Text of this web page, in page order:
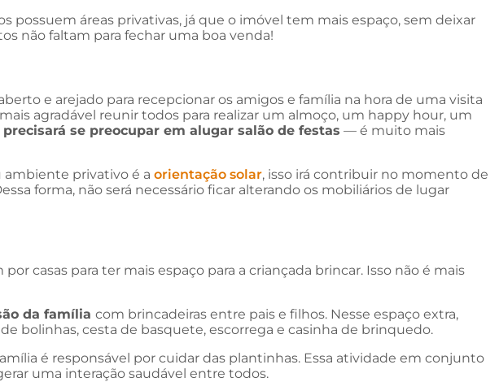
possuem áreas privativas, já que o imóvel tem mais espaço, sem deixar
não faltam para fechar uma boa venda!
e arejado para recepcionar os amigos e família na hora de uma visita
agradável reunir todos para realizar um almoço, um happy hour, um
precisará se preocupar em alugar salão de festas — é muito mais
ambiente privativo é a orientação solar, isso irá contribuir no momento de
forma, não será necessário ficar alterando os mobiliários de lugar
casas para ter mais espaço para a criançada brincar. Isso não é mais
da família com brincadeiras entre pais e filhos. Nesse espaço extra,
bolinhas, cesta de basquete, escorrega e casinha de brinquedo.
é responsável por cuidar das plantinhas. Essa atividade em conjunto
uma interação saudável entre todos.